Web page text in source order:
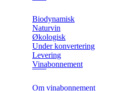
Biodynamisk
Naturvin
Økologisk
Under konvertering
Levering
Vinabonnement
Om vinabonnement